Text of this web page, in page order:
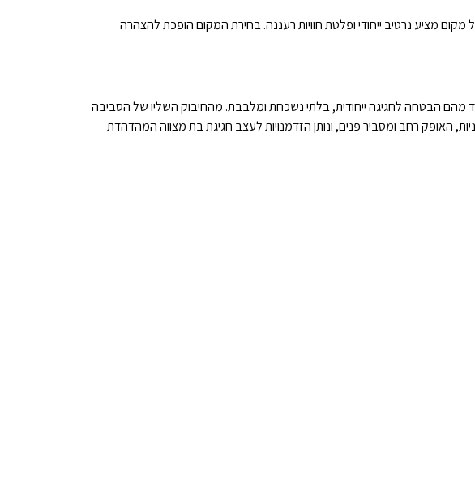
מציע נרטיב ייחודי ופלטת חוויות רעננה. בחירת המקום הופכת להצהרה
מהם הבטחה לחגיגה ייחודית, בלתי נשכחת ומלבבת. מהחיבוק השליו של הסביבה
האופק רחב ומסביר פנים, ונותן הזדמנויות לעצב חגיגת בת מצווה המהדהדת